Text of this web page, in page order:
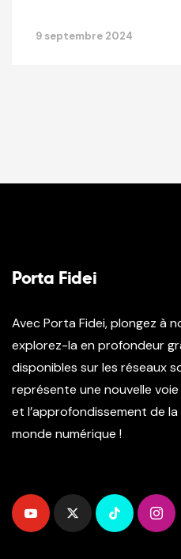
9 septembre 2024
Porta Fidei
Avec Porta Fidei, plongez à
explorez-la en profondeur
disponibles sur les réseaux
représente une nouvelle
et l’approfondissement de
monde numérique !